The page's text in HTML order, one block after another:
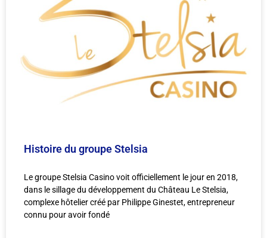
Histoire du groupe Stelsia
Le groupe Stelsia Casino voit officiellement le jour en 2018,
dans le sillage du développement du Château Le Stelsia,
complexe hôtelier créé par Philippe Ginestet, entrepreneur
connu pour avoir fondé